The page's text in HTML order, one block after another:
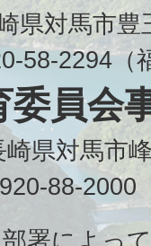
県対馬市
58-2294（
委員会
県対馬市
88-2000
署によっ